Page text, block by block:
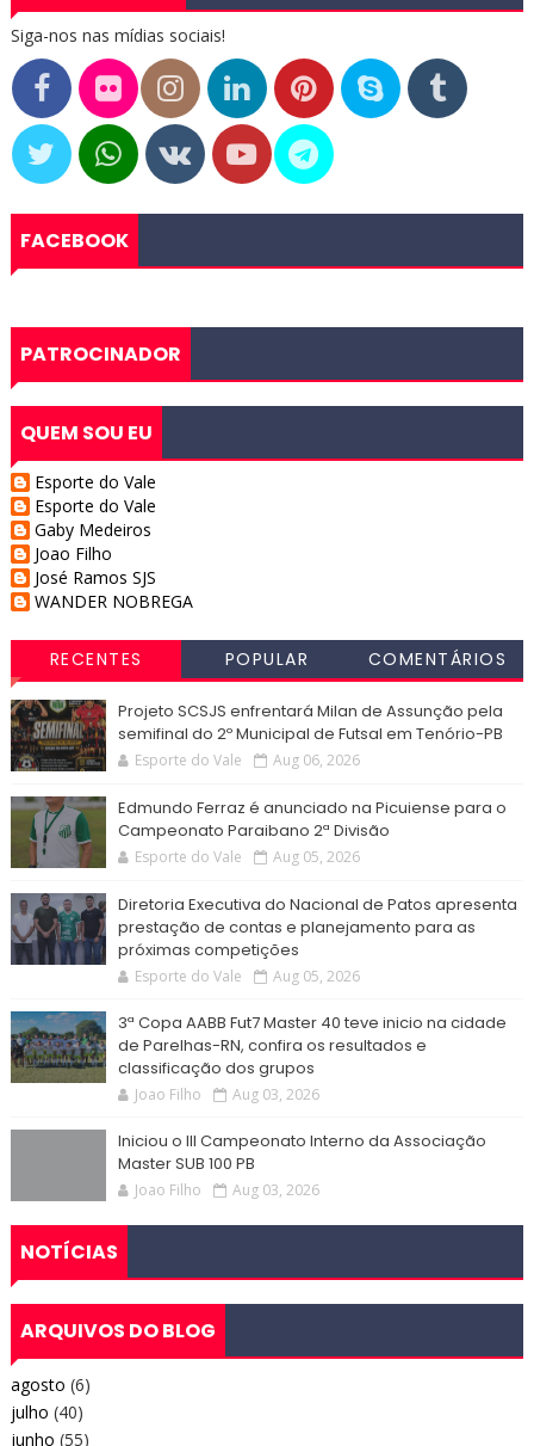
Siga-nos nas mídias sociais!
FACEBOOK
PATROCINADOR
QUEM SOU EU
Esporte do Vale
Esporte do Vale
Gaby Medeiros
Joao Filho
José Ramos SJS
WANDER NOBREGA
RECENTES POPULAR COMENTÁRIOS
Projeto SCSJS enfrentará Milan de Assunção pela
semifinal do 2º Municipal de Futsal em Tenório-PB
Esporte do Vale Aug 06, 2026
Edmundo Ferraz é anunciado na Picuiense para o
Campeonato Paraibano 2ª Divisão
Esporte do Vale Aug 05, 2026
Diretoria Executiva do Nacional de Patos apresenta
prestação de contas e planejamento para as
próximas competições
Esporte do Vale Aug 05, 2026
3ª Copa AABB Fut7 Master 40 teve inicio na cidade
de Parelhas-RN, confira os resultados e
classificação dos grupos
Joao Filho Aug 03, 2026
Iniciou o III Campeonato Interno da Associação
Master SUB 100 PB
Joao Filho Aug 03, 2026
NOTÍCIAS
ARQUIVOS DO BLOG
agosto (6)
julho (40)
junho (55)